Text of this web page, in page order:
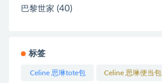
巴黎世家 (40)
标签
Celine 思琳tote包 Celine 思琳便当包